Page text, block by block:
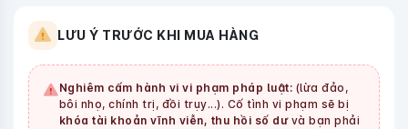
LƯU Ý TRƯỚC KHI MUA HÀNG
Nghiêm cấm hành vi vi phạm pháp luật: (lừa đảo,
bôi nhọ, chính trị, đồi trụy...). Cố tình vi phạm sẽ bị
khóa tài khoản vĩnh viễn, thu hồi số dưvà bạn phải